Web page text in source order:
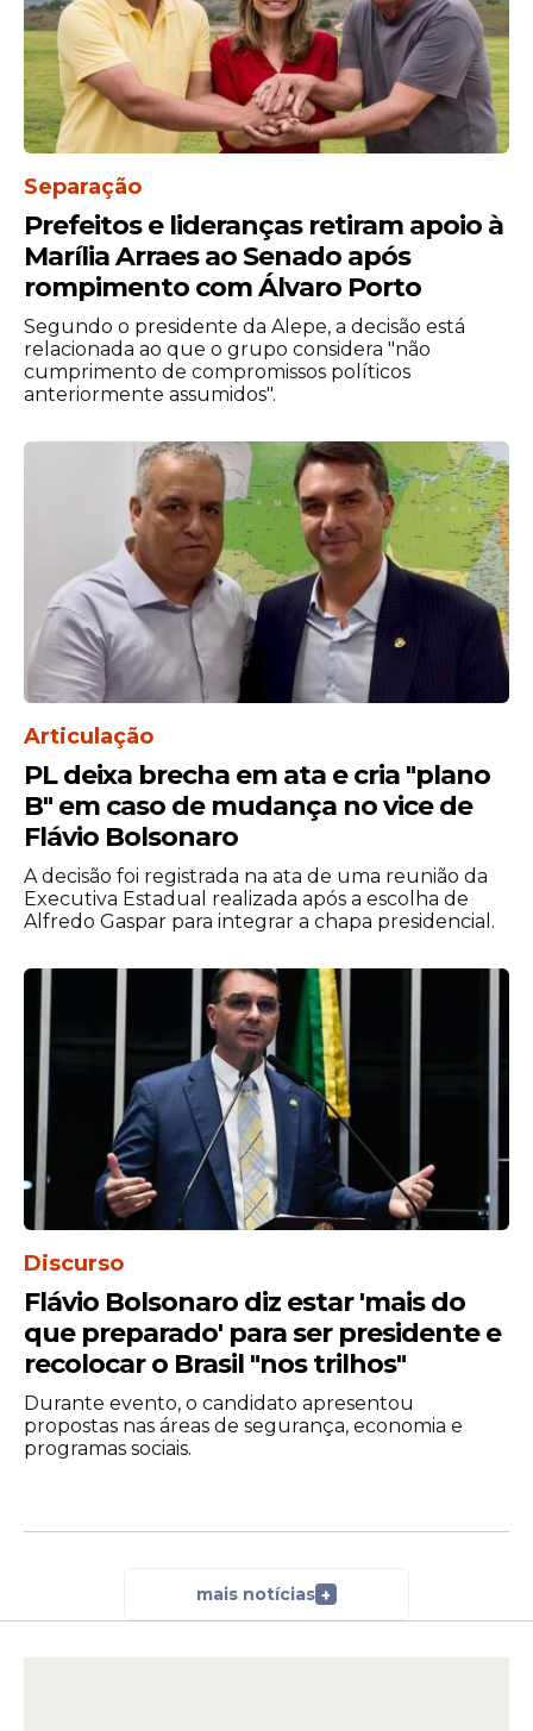
No caso das pessoas que vão tirar o título
de eleitor pela primeira vez, é obrigatório o
comparecimento ao cartório eleitoral para
realizar a coleta da biometria.
(TRE) do estado ou a unidade da Justiça
Eleitoral da localidade em que reside para
verificar se é necessário agendar o
atendimento presencial.
Quem já tem o título pode consultar a
situação eleitoral no site do TSE.
Separação
Prefeitos e lideranças retiram apoio à
Marília Arraes ao Senado após
rompimento com Álvaro Porto
Segundo o presidente da Alepe, a decisão está
relacionada ao que o grupo considera "não
cumprimento de compromissos políticos
anteriormente assumidos".
Articulação
PL deixa brecha em ata e cria "plano
B" em caso de mudança no vice de
Flávio Bolsonaro
A decisão foi registrada na ata de uma reunião da
Executiva Estadual realizada após a escolha de
Alfredo Gaspar para integrar a chapa presidencial.
Discurso
Flávio Bolsonaro diz estar 'mais do
que preparado' para ser presidente e
recolocar o Brasil "nos trilhos"
Durante evento, o candidato apresentou
propostas nas áreas de segurança, economia e
programas sociais.
mais notícias +